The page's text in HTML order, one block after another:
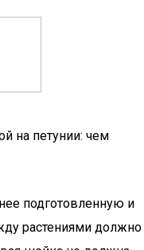
на петунии: чем
подготовленную и
растениями должно